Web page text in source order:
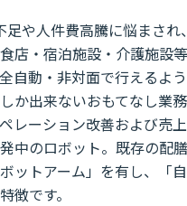
足や人件費高騰に悩まされ
店・宿泊施設・介護施設
自動・非対面で行えるよう
か出来ないおもてなし業
レーション改善および売
中のロボット。既存の配
ットアーム」を有し、「
徴です。